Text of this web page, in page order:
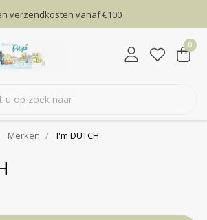
verzendkosten vanaf €100
0
Merken I'm DUTCH